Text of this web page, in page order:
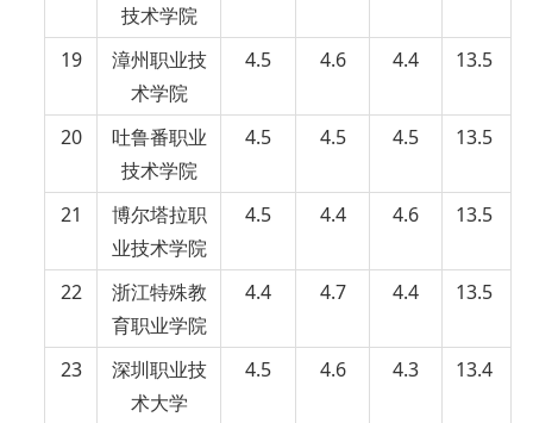
技术学院
19
漳州职业技
术学院
4.5 4.6 4.4 13.5
20
吐鲁番职业
技术学院
4.5 4.5 4.5 13.5
21
博尔塔拉职
业技术学院
4.5 4.4 4.6 13.5
22
浙江特殊教
育职业学院
4.4 4.7 4.4 13.5
23
深圳职业技
术大学
4.5 4.6 4.3 13.4